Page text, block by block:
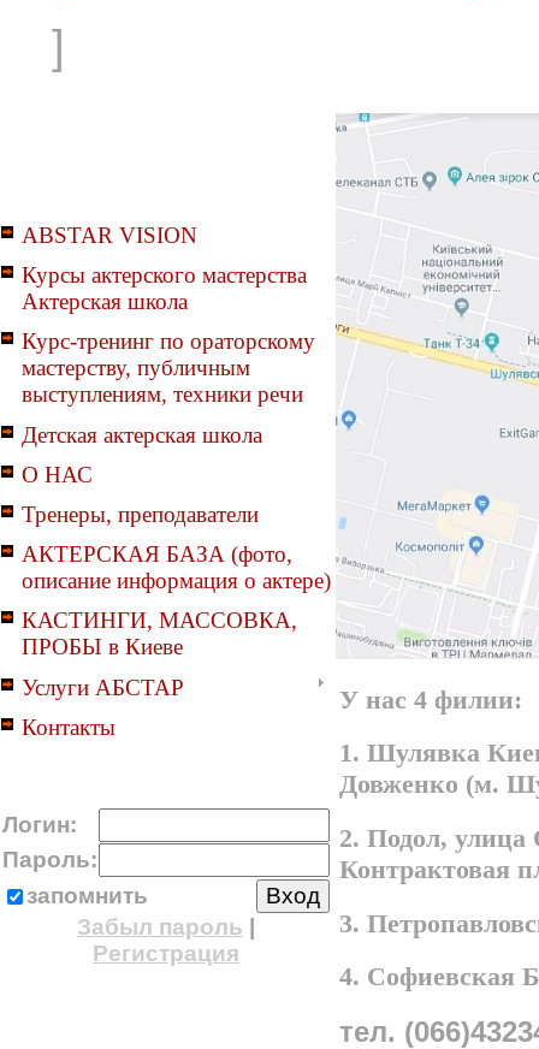
]
ABSTAR VISION
Курсы актерского мастерства
Актерская школа
Курс-тренинг по ораторскому
мастерству, публичным
выступлениям, техники речи
Детская актерская школа
О НАС
Тренеры, преподаватели
АКТЕРСКАЯ БАЗА (фото,
описание информация о актере)
КАСТИНГИ, МАССОВКА,
ПРОБЫ в Киеве
Услуги АБСТАР
Контакты
Логин:
Пароль:
запомнить
Забыл пароль
Регистрация
У нас 4 филии:
1. Шулявка
Довженко (м.
2. Подол,
Контрактовая
3.
4. Софиевская
тел.